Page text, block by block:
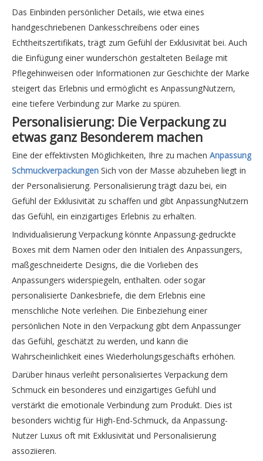
Das Einbinden persönlicher Details, wie etwa eines
handgeschriebenen Dankesschreibens oder eines
Echtheitszertifikats, trägt zum Gefühl der Exklusivität bei. Auch
die Einfügung einer wunderschön gestalteten Beilage mit
Pflegehinweisen oder Informationen zur Geschichte der Marke
steigert das Erlebnis und ermöglicht es AnpassungNutzern,
eine tiefere Verbindung zur Marke zu spüren.
Personalisierung: Die Verpackung zu
etwas ganz Besonderem machen
Eine der effektivsten Möglichkeiten, Ihre zu machen Anpassung
Schmuckverpackungen Sich von der Masse abzuheben liegt in
der Personalisierung. Personalisierung trägt dazu bei, ein
Gefühl der Exklusivität zu schaffen und gibt AnpassungNutzern
das Gefühl, ein einzigartiges Erlebnis zu erhalten.
Individualisierung Verpackung könnte Anpassung-gedruckte
Boxes mit dem Namen oder den Initialen des Anpassungers,
maßgeschneiderte Designs, die die Vorlieben des
Anpassungers widerspiegeln, enthalten. oder sogar
personalisierte Dankesbriefe, die dem Erlebnis eine
menschliche Note verleihen. Die Einbeziehung einer
persönlichen Note in den Verpackung gibt dem Anpassunger
das Gefühl, geschätzt zu werden, und kann die
Wahrscheinlichkeit eines Wiederholungsgeschäfts erhöhen.
Darüber hinaus verleiht personalisiertes Verpackung dem
Schmuck ein besonderes und einzigartiges Gefühl und
verstärkt die emotionale Verbindung zum Produkt. Dies ist
besonders wichtig für High-End-Schmuck, da Anpassung-
Nutzer Luxus oft mit Exklusivität und Personalisierung
assoziieren.